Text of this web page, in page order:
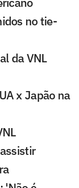
no tie-
da VNL
x Japão na